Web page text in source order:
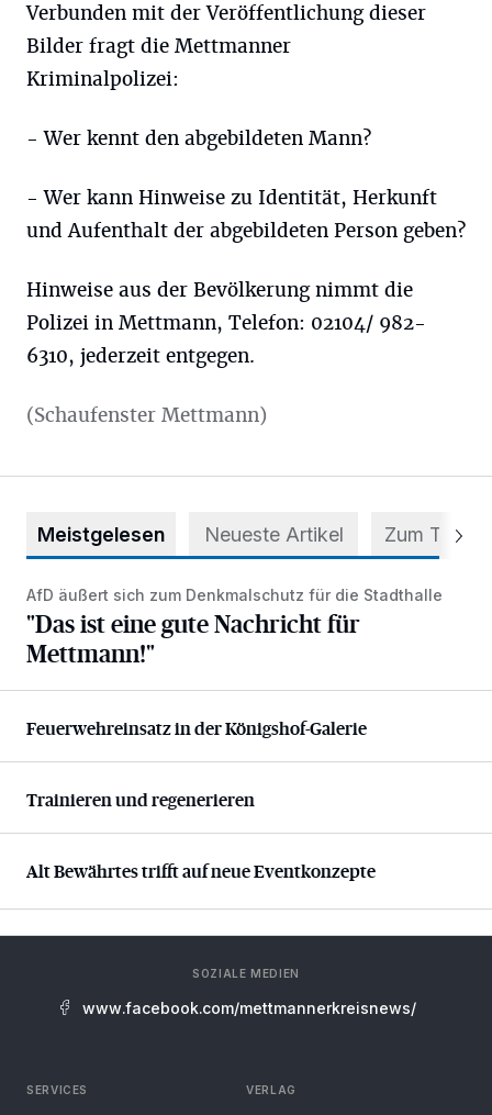
Verbunden mit der Veröffentlichung dieser
Bilder fragt die Mettmanner
Kriminalpolizei:
- Wer kennt den abgebildeten Mann?
- Wer kann Hinweise zu Identität, Herkunft
und Aufenthalt der abgebildeten Person geben?
Hinweise aus der Bevölkerung nimmt die
Polizei in Mettmann, Telefon: 02104/ 982-
6310, jederzeit entgegen.
(Schaufenster Mettmann)
Meistgelesen Neueste Artikel Zum Thema
"Das ist eine gute Nachricht für Mettmann!"
AfD äußert sich zum Denkmalschutz für die Stadthalle
"Das ist eine gute Nachricht für
Mettmann!"
Feuerwehreinsatz in der Königshof-Galerie
Feuerwehreinsatz in der Königshof-Galerie
Trainieren und regenerieren
Trainieren und regenerieren
Alt Bewährtes trifft auf neue Eventkonzepte
Alt Bewährtes trifft auf neue Eventkonzepte
SOZIALE MEDIEN
www.facebook.com/mettmannerkreisnews/
SERVICES VERLAG